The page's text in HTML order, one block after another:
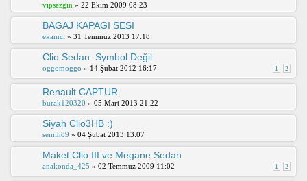
vipsezgin » 22 Ekim 2009 08:23
BAGAJ KAPAGI SESİ
ekamci » 31 Temmuz 2013 17:18
Clio Sedan. Symbol Değil
1 2
oggomoggo » 14 Şubat 2012 16:17
Renault CAPTUR
burak120320 » 05 Mart 2013 21:22
Siyah Clio3HB :)
semih89 » 04 Şubat 2013 13:07
Maket Clio III ve Megane Sedan
1 2
anakonda_425 » 02 Temmuz 2009 11:02